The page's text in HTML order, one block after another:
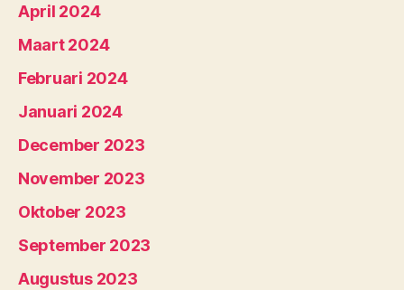
April 2024
Maart 2024
Februari 2024
Januari 2024
December 2023
November 2023
Oktober 2023
September 2023
Augustus 2023